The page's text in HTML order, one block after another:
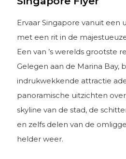
Ervaar Singapore vanuit een
met een rit in de
Een van ’s werelds grootste
Gelegen aan de Marina Bay,
indrukwekkende attractie
panoramische uitzichten
skyline van de stad, de
en zelfs delen van de
helder weer.